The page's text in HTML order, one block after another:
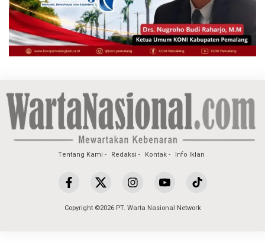
Tentang Kami Redaksi Kontak Info Iklan
Copyright ©2026 PT. Warta Nasional Network